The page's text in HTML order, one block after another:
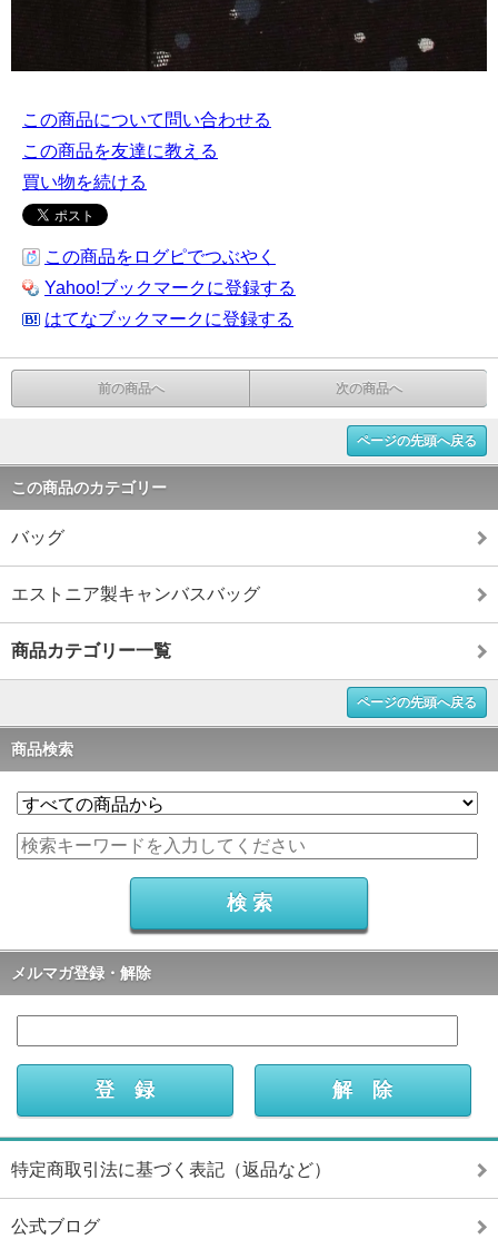
この商品について問い合わせる
この商品を友達に教える
買い物を続ける
この商品をログピでつぶやく
Yahoo!ブックマークに登録する
はてなブックマークに登録する
前の商品へ 次の商品へ
ページの先頭へ戻る
この商品のカテゴリー
バッグ
エストニア製キャンバスバッグ
商品カテゴリー一覧
ページの先頭へ戻る
商品検索
メルマガ登録・解除
特定商取引法に基づく表記（返品など）
公式ブログ